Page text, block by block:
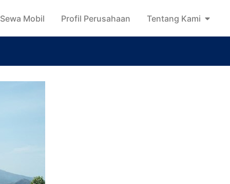
Sewa Mobil Profil Perusahaan Tentang Kami